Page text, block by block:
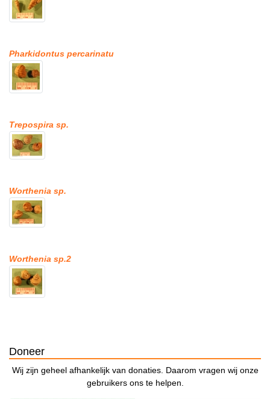
Pharkidontus percarinatu
Trepospira sp.
Worthenia sp.
Worthenia sp.2
Doneer
Wij zijn geheel afhankelijk van donaties. Daarom vragen wij onze
gebruikers ons te helpen.